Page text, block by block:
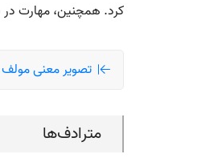
کرد. همچنین، مهارت در
تصویر معنی مولف
مترادف‌ها